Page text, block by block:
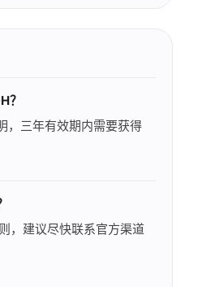
？
，三年有效期内需要获得
，建议尽快联系官方渠道